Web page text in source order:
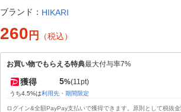
ブランド： HIKARI
260 円 （税込）
お買い物でもらえる特典最大付与率7%
獲得 5%(11pt)
うち4.5%は利用先・期間限定
ログイン&全額PayPay支払いで獲得できます。原則として税抜